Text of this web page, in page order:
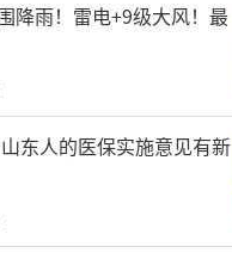
降雨！雷电+9级大风！最
东人的医保实施意见有新